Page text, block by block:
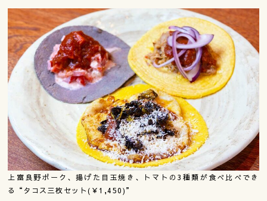
上富良野ポーク、揚げた目玉焼き、トマトの3種類が食べ比べでき
る“タコス三枚セット(￥1,450)”